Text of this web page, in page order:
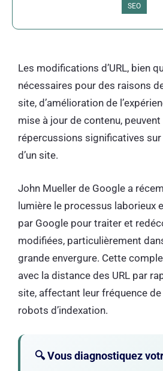
SEO
Les modifications d’URL, bien
nécessaires pour des raisons
site, d’amélioration de
mise à jour de contenu,
répercussions significatives
d’un site.
John Mueller de Google a
lumière le processus laborieux
par Google pour traiter et
modifiées, particulièrement
grande envergure. Cette
avec la distance des URL par
site, affectant leur fréquence
robots d’indexation.
🔍 Vous diagnostiquez